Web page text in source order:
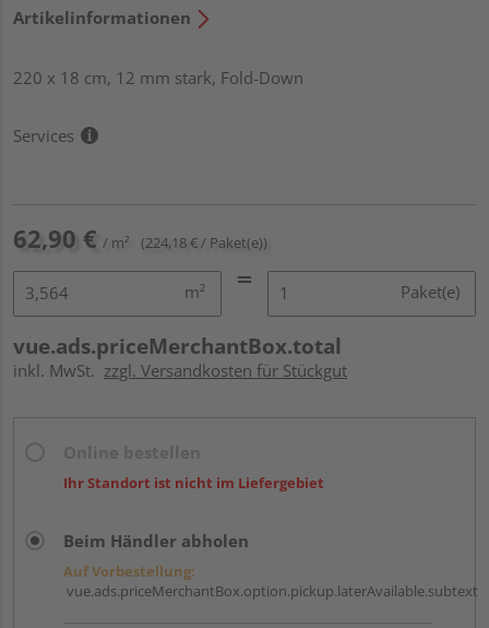
Artikelinformationen
220 x 18 cm, 12 mm stark, Fold-Down
Services
62,90 € / m² (224,18 € / Paket(e))
m² Paket(e)
vue.ads.priceMerchantBox.total
inkl. MwSt. zzgl. Versandkosten für Stückgut
Ihr Standort ist nicht im Liefergebiet
Beim Händler abholen
Auf Vorbestellung:
vue.ads.priceMerchantBox.option.pickup.laterAvailable.subtext